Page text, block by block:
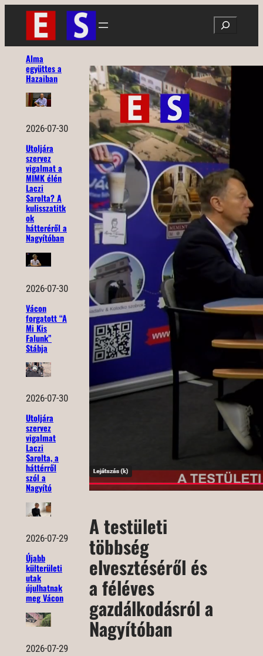
Ugrás
tartalomhoz
Search
Alma
együttes a
Hazaiban
2026-07-30
Utoljára
szervez
vigalmat a
MIMK élén
Laczi
Sarolta? A
kulisszatitk
ok
hátteréről a
Nagyítóban
2026-07-30
Vácon
forgatott “A
Mi Kis
Falunk”
Stábja
2026-07-30
Utoljára
szervez
vigalmat
Laczi
Sarolta, a
háttérről
szól a
Nagyító
2026-07-29
Újabb
külterületi
utak
újulhatnak
meg Vácon
2026-07-29
A testületi
többség
elvesztéséről és
a féléves
gazdálkodásról a
Nagyítóban